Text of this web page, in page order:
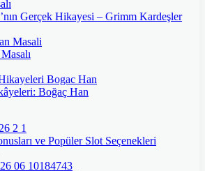
Gerçek Hikayesi – Grimm Kardeşler
Boğaç Han
ve Popüler Slot Seçenekleri